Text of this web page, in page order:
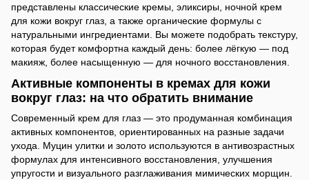
представлены классические кремы, эликсиры, ночной крем
для кожи вокруг глаз, а также органические формулы с
натуральными ингредиентами. Вы можете подобрать текстуру,
которая будет комфортна каждый день: более лёгкую — под
макияж, более насыщенную — для ночного восстановления.
Активные компоненты в кремах для кожи
вокруг глаз: на что обратить внимание
Современный крем для глаз — это продуманная комбинация
активных компонентов, ориентированных на разные задачи
ухода. Муцин улитки и золото используются в антивозрастных
формулах для интенсивного восстановления, улучшения
упругости и визуального разглаживания мимических морщин.